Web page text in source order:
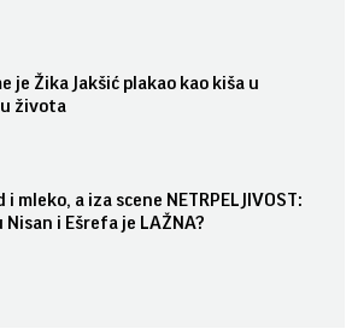
je Žika Jakšić plakao kao kiša u
života
i mleko, a iza scene NETRPELJIVOST:
Nisan i Ešrefa je LAŽNA?